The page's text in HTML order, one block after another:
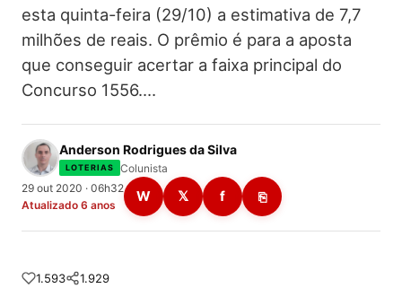
esta quinta-feira (29/10) a estimativa de 7,7
milhões de reais. O prêmio é para a aposta
que conseguir acertar a faixa principal do
Concurso 1556.…
Anderson Rodrigues da Silva
LOTERIAS
Colunista
29 out 2020 · 06h32
Atualizado 6 anos
W 𝕏 f ⎘
1.593 1.929